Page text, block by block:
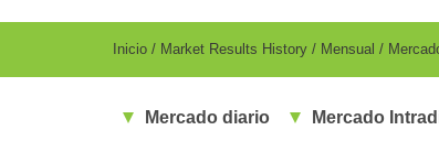
ES
Breadcrumb
Inicio Market Results History Mensual
Mercado diario Mercado